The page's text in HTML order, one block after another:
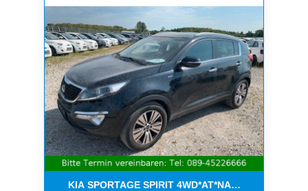
KIA SPORTAGE SPIRIT 4WD*AT*NAVI*8-